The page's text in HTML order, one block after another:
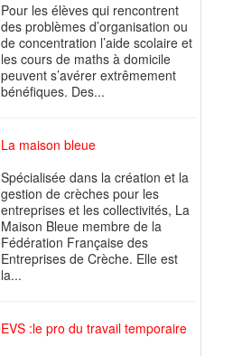
Pour les élèves qui rencontrent
des problèmes d’organisation ou
de concentration l’aide scolaire et
les cours de maths à domicile
peuvent s’avérer extrêmement
bénéfiques. Des...
La maison bleue
Spécialisée dans la création et la
gestion de crèches pour les
entreprises et les collectivités, La
Maison Bleue membre de la
Fédération Française des
Entreprises de Crèche. Elle est
la...
EVS :le pro du travail temporaire